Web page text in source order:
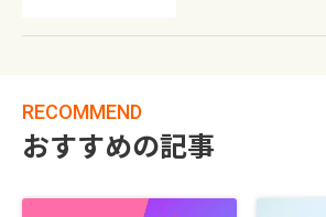
RECOMMEND
おすすめの記事